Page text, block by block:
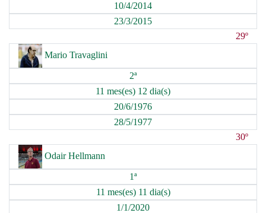
10/4/2014
23/3/2015
29º
Mario Travaglini
2ª
11 mes(es) 12 dia(s)
20/6/1976
28/5/1977
30º
Odair Hellmann
1ª
11 mes(es) 11 dia(s)
1/1/2020